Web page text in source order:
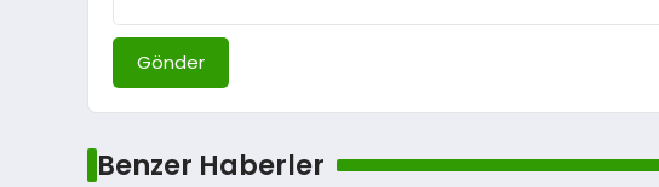
Gönder
Benzer Haberler